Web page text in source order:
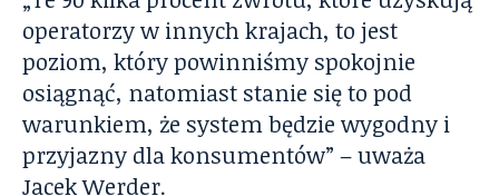
operatorzy w innych krajach, to jest
poziom, który powinniśmy spokojnie
osiągnąć, natomiast stanie się to pod
warunkiem, że system będzie wygodny i
przyjazny dla konsumentów” – uważa
Jacek Werder.